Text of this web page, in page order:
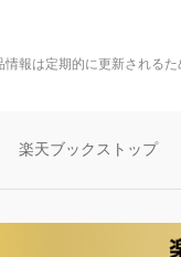
情報は定期的に更新される
楽天ブックストップ